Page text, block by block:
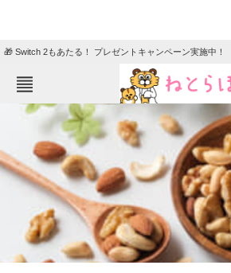
🎁 Switch 2もあたる！ プレゼントキャンペーン実施中！
ねとらぼメニュー
ニュース
エンタメ クイズ
グルメ 地域
住まい 教育・育児
動物 リサーチ